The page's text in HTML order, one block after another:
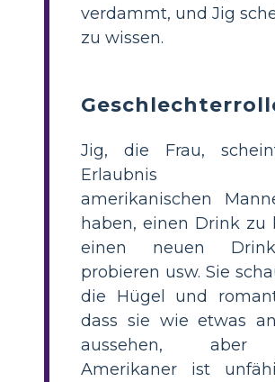
verdammt, und Jig
zu wissen.
Jig, die Frau,
Erlaubnis
amerikanischen
haben, einen Drink zu
einen neuen
probieren usw. Sie
die Hügel und
dass sie wie etwas
aussehen,
Amerikaner ist